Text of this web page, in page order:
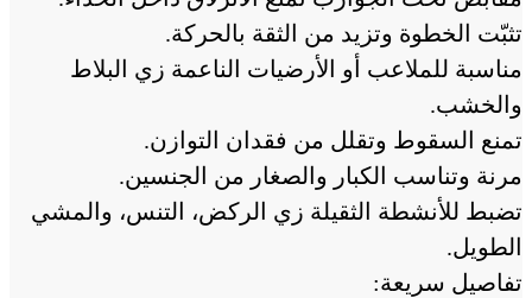
تثبّت الخطوة وتزيد من الثقة بالحركة.
مناسبة للملاعب أو الأرضيات الناعمة زي البلاط
والخشب.
تمنع السقوط وتقلل من فقدان التوازن.
مرنة وتناسب الكبار والصغار من الجنسين.
تضبط للأنشطة الثقيلة زي الركض، التنس، والمشي
الطويل.
تفاصيل سريعة: